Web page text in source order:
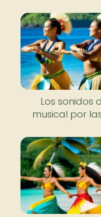
Los sonidos
musical por